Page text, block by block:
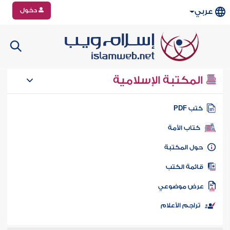
عربي دخول
المكتبة الإسلامية
كتب PDF
كتاب الأمة
المكتبة
الكتب
موضوعي